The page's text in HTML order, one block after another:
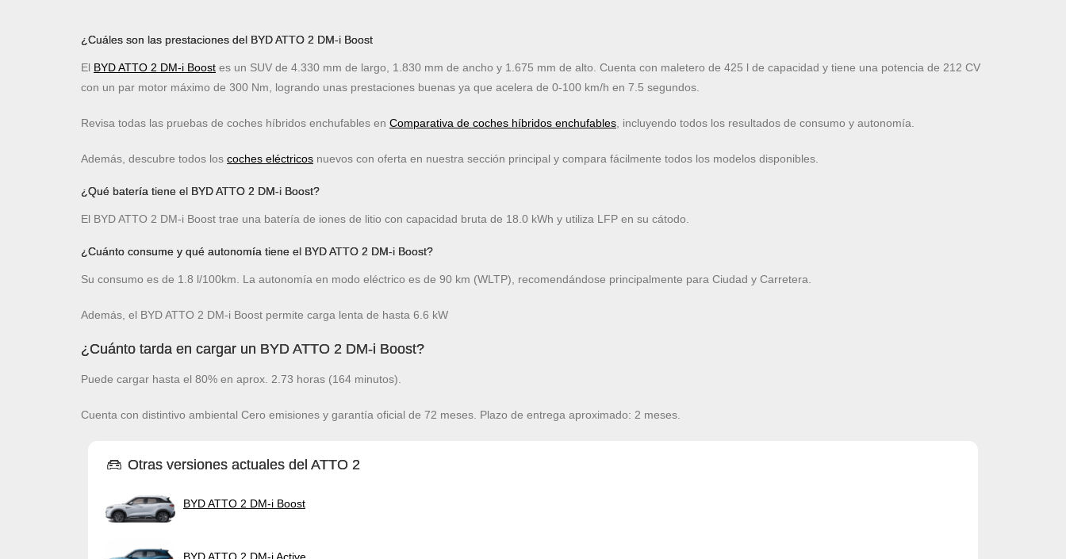
¿Cuáles son las prestaciones del BYD ATTO 2 DM-i Boost
El BYD ATTO 2 DM-i Boost es un SUV de 4.330 mm de largo, 1.830 mm de ancho y 1.675 mm de alto. Cuenta con maletero de 425 l de capacidad y tiene una potencia de 212 CV
con un par motor máximo de 300 Nm, logrando unas prestaciones buenas ya que acelera de 0-100 km/h en 7.5 segundos.
Revisa todas las pruebas de coches híbridos enchufables en Comparativa de coches híbridos enchufables , incluyendo todos los resultados de consumo y autonomía.
Además, descubre todos los coches eléctricos nuevos con oferta en nuestra sección principal y compara fácilmente todos los modelos disponibles.
¿Qué batería tiene el BYD ATTO 2 DM-i Boost?
El BYD ATTO 2 DM-i Boost trae una batería de iones de litio con capacidad bruta de 18.0 kWh y utiliza LFP en su cátodo.
¿Cuánto consume y qué autonomía tiene el BYD ATTO 2 DM-i Boost?
Su consumo es de 1.8 l/100km. La autonomía en modo eléctrico es de 90 km (WLTP), recomendándose principalmente para Ciudad y Carretera.
Además, el BYD ATTO 2 DM-i Boost permite carga lenta de hasta 6.6 kW
¿Cuánto tarda en cargar un BYD ATTO 2 DM-i Boost?
Puede cargar hasta el 80% en aprox. 2.73 horas (164 minutos).
Cuenta con distintivo ambiental Cero emisiones y garantía oficial de 72 meses. Plazo de entrega aproximado: 2 meses.
Otras versiones actuales del ATTO 2
BYD ATTO 2 DM-i Boost